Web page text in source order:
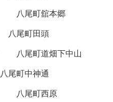
八尾町舘本郷
八尾町田頭
八尾町道畑下中山
八尾町中神通
八尾町西原